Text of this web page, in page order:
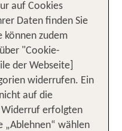
Palma Marathon
auf Cookies
Daten finden Sie
können zudem
"Cookie-
der Webseite]
widerrufen. Ein
auf die
Widerruf erfolgten
„Ablehnen“ wählen